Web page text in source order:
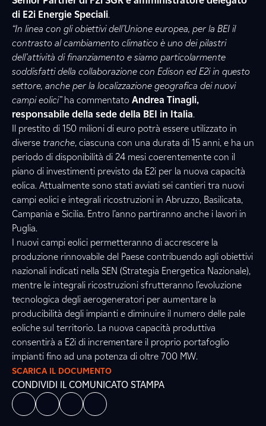
di E2i Energie Speciali.
“In linea con gli obiettivi dell’Unione europea, per la BEI il
contrasto al cambiamento climatico è uno dei pilastri
dell’attività di finanziamento e siamo particolarmente
soddisfatti della collaborazione con Edison ed E2i in questo
settore, anche per la localizzazione geografica dei nuovi
campi eolici”ha commentato Andrea Tinagli,
responsabile della sede della BEI in Italia.
Il prestito di 150 milioni di euro potrà essere utilizzato in
diverse tranche, ciascuna con una durata di 15 anni, e ha un
periodo di disponibilità di 24 mesi coerentemente con il
piano di investimenti previsto da E2i per la nuova capacità
eolica. Attualmente sono stati avviati sei cantieri tra nuovi
campi eolici e integrali ricostruzioni in Abruzzo, Basilicata,
Campania e Sicilia. Entro l’anno partiranno anche i lavori in
Puglia.
I nuovi campi eolici permetteranno di accrescere la
produzione rinnovabile del Paese contribuendo agli obiettivi
nazionali indicati nella SEN (Strategia Energetica Nazionale),
mentre le integrali ricostruzioni sfrutteranno l’evoluzione
tecnologica degli aerogeneratori per aumentare la
producibilità degli impianti e diminuire il numero delle pale
eoliche sul territorio. La nuova capacità produttiva
consentirà a E2i di incrementare il proprio portafoglio
impianti fino ad una potenza di oltre 700 MW.
SCARICA IL DOCUMENTO
CONDIVIDI IL COMUNICATO STAMPA